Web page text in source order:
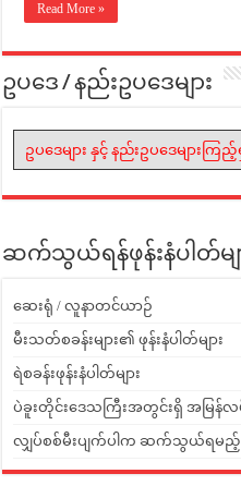
Read More »
ဥပဒေ / နည်းဥပဒေများ
ဥပဒေများ နှင့် နည်းဥပဒေများကြည့်
ဆက်သွယ်ရန်ဖုန်းနံပါတ်မျ
ဆေးရုံ / လူနာတင်ယာဉ်
မီးသတ်စခန်းများ၏ ဖုန်းနံပါတ်များ
ရဲစခန်းဖုန်းနံပါတ်များ
ပဲခူးတိုင်းဒေသကြီးအတွင်းရှိ အမြန်လမ်
လျှပ်စစ်မီးပျက်ပါက ဆက်သွယ်ရမည့် ဖု